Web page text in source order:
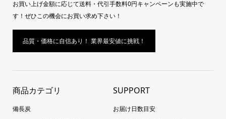
お買い上げ金額に応じて送料・代引手数料0円キャンペーンも実施中で
す！ぜひこの機会にお買い求め下さい！
品質・価格に自信あり！ 業界最安値に挑戦！
商品カテゴリ
備長炭
SUPPORT
お届け日数目安